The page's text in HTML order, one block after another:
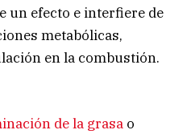
un efecto e interfiere de
metabólicas,
en la combustión.
de la grasa o